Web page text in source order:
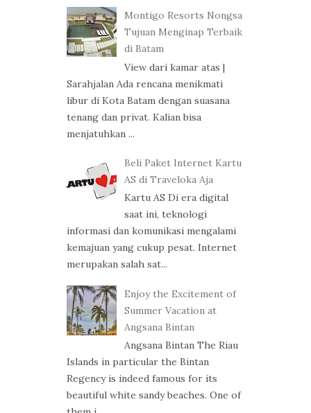
Montigo Resorts Nongsa
Tujuan Menginap Terbaik
di Batam
View dari kamar atas |
Sarahjalan Ada rencana menikmati
libur di Kota Batam dengan suasana
tenang dan privat. Kalian bisa
menjatuhkan ...
Beli Paket Internet Kartu
AS di Traveloka Aja
Kartu AS Di era digital
saat ini, teknologi
informasi dan komunikasi mengalami
kemajuan yang cukup pesat. Internet
merupakan salah sat...
Enjoy the Excitement of
Summer Vacation at
Angsana Bintan
Angsana Bintan The Riau
Islands in particular the Bintan
Regency is indeed famous for its
beautiful white sandy beaches. One of